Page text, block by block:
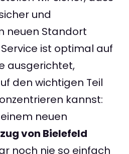
und
neuen Standort
ist optimal auf
ausgerichtet,
den wichtigen Teil
kannst:
neuen
von Bielefeld
noch nie so einfach